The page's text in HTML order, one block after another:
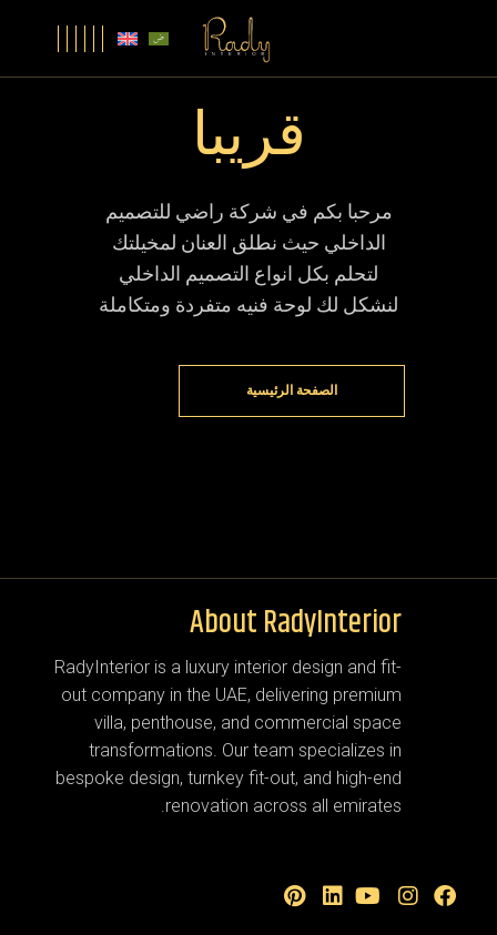
قريبا
مرحبا بكم في شركة راضي للتصميم
الداخلي حيث نطلق العنان لمخيلتك
لتحلم بكل انواع التصميم الداخلي
لنشكل لك لوحة فنيه متفردة ومتكاملة
الصفحة الرئيسية
About RadyInterior
RadyInterior is a luxury interior design and fit-
out company in the UAE, delivering premium
villa, penthouse, and commercial space
transformations. Our team specializes in
bespoke design, turnkey fit-out, and high-end
renovation across all emirates.